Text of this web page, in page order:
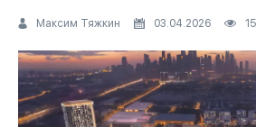
Максим Тяжкин 03.04.2026 15